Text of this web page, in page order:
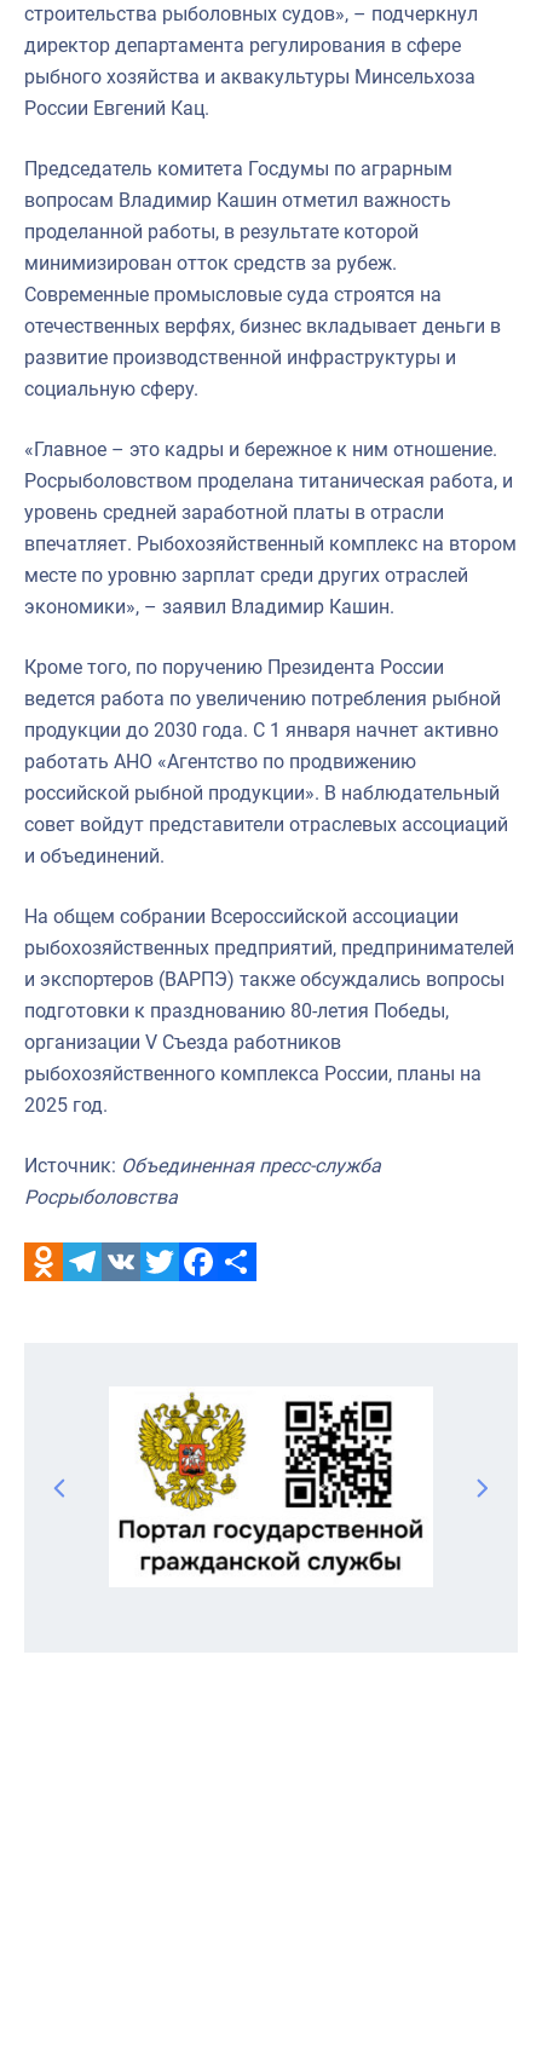
строительства рыболовных судов», – подчеркнул
директор департамента регулирования в сфере
рыбного хозяйства и аквакультуры Минсельхоза
России Евгений Кац.
Председатель комитета Госдумы по аграрным
вопросам Владимир Кашин отметил важность
проделанной работы, в результате которой
минимизирован отток средств за рубеж.
Современные промысловые суда строятся на
отечественных верфях, бизнес вкладывает деньги в
развитие производственной инфраструктуры и
социальную сферу.
«Главное – это кадры и бережное к ним отношение.
Росрыболовством проделана титаническая работа, и
уровень средней заработной платы в отрасли
впечатляет. Рыбохозяйственный комплекс на втором
месте по уровню зарплат среди других отраслей
экономики», – заявил Владимир Кашин.
Кроме того, по поручению Президента России
ведется работа по увеличению потребления рыбной
продукции до 2030 года. С 1 января начнет активно
работать АНО «Агентство по продвижению
российской рыбной продукции». В наблюдательный
совет войдут представители отраслевых ассоциаций
и объединений.
На общем собрании Всероссийской ассоциации
рыбохозяйственных предприятий, предпринимателей
и экспортеров (ВАРПЭ) также обсуждались вопросы
подготовки к празднованию 80-летия Победы,
организации V Съезда работников
рыбохозяйственного комплекса России, планы на
2025 год.
Источник: Объединенная пресс-служба
Росрыболовства